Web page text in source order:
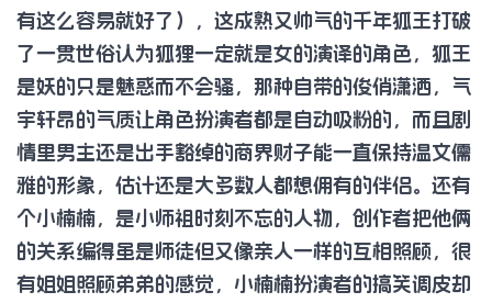
有这么容易就好了），这成熟又帅气的千年狐王打破
了一贯世俗认为狐狸一定就是女的演译的角色，狐王
是妖的只是魅惑而不会骚，那种自带的俊俏潇洒，气
宇轩昂的气质让角色扮演者都是自动吸粉的，而且剧
情里男主还是出手豁绰的商界财子能一直保持温文儒
雅的形象，估计还是大多数人都想佣有的伴侣。还有
个小楠楠，是小师祖时刻不忘的人物，创作者把他俩
的关系编得虽是师徒但又像亲人一样的互相照顾，很
有姐姐照顾弟弟的感觉，小楠楠扮演者的搞笑调皮却